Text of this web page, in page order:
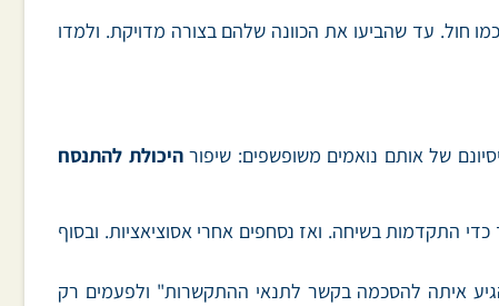
חול. עד שהביעו את הכוונה שלהם בצורה מדויקת. ולמדו
של אותם נואמים משופשפים: שיפורהיכולת להתנסח
התקדמות בשיחה. ואז נסחפים אחרי אסוציאציות. ובסוף
איתה להסכמה בקשר לתנאי ההתקשרות" ולפעמים רק